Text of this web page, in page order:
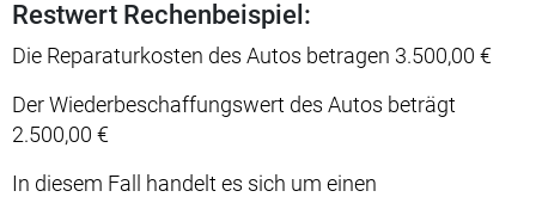
Restwert Rechenbeispiel:
Die Reparaturkosten des Autos betragen 3.500,00 €
Der Wiederbeschaffungswert des Autos beträgt
2.500,00 €
In diesem Fall handelt es sich um einen